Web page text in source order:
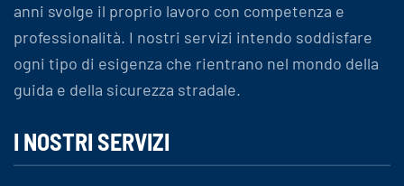
anni svolge il proprio lavoro con competenza e
professionalità. I nostri servizi intendo soddisfare
ogni tipo di esigenza che rientrano nel mondo della
guida e della sicurezza stradale.
I NOSTRI SERVIZI